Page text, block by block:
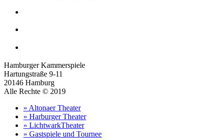
Hamburger Kammerspiele
Hartungstraße 9-11
20146 Hamburg
Alle Rechte © 2019
» Altonaer Theater
» Harburger Theater
» LichtwarkTheater
» Gastspiele und Tournee